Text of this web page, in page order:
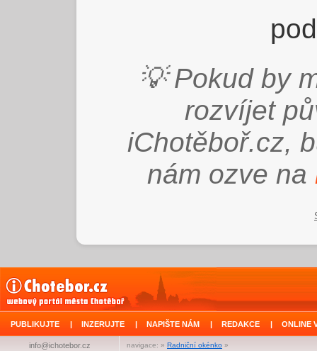
💡 Pokud by
rozvíjet
iChotěboř.cz,
nám ozve na
PUBLIKUJTE | INZERUJTE | NAPIŠTE NÁM | REDAKCE | ONLINE
navigace: » Radniční okénko »
info@ichotebor.cz